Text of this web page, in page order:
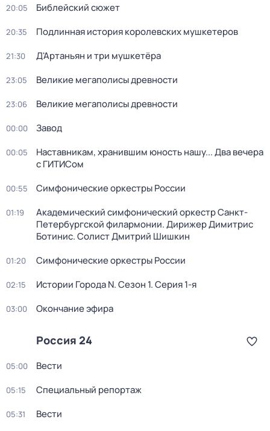
20:05 Библейский сюжет
20:35 Подлинная история королевских мушкетеров
21:30 Д'Артаньян и три мушкетёра
23:05 Великие мегаполисы древности
23:06 Великие мегаполисы древности
00:00 Завод
00:05
Наставникам, хранившим юность нашу... Два вечера
с ГИТИСом
00:55 Симфонические оркестры России
01:19
Академический симфонический оркестр Санкт-
Петербургской филармонии. Дирижер Димитрис
Ботинис. Солист Дмитрий Шишкин
01:20 Симфонические оркестры России
02:15 Истории Города N. Сезон 1. Серия 1-я
03:00 Окончание эфира
Россия 24
05:00 Вести
05:15 Специальный репортаж
05:31 Вести